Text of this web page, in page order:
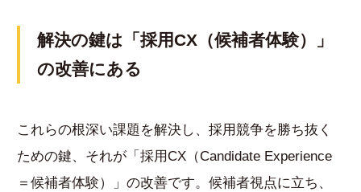
解決の鍵は「採用CX（候補者体験）」
の改善にある
これらの根深い課題を解決し、採用競争を勝ち抜く
ための鍵、それが「採用CX（Candidate Experience
＝候補者体験）」の改善です。候補者視点に立ち、